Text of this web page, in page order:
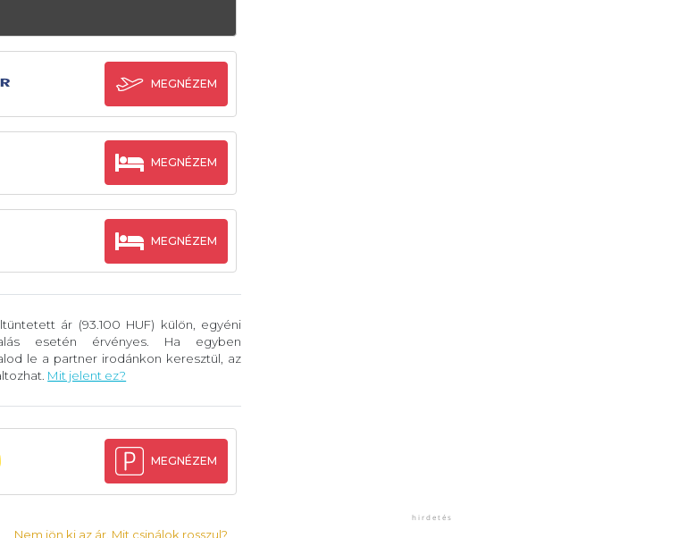
MEGNÉZEM
MEGNÉZEM
MEGNÉZEM
ár (93.100 HUF) külön, egyéni
esetén érvényes. Ha egyben
le a partner irodánkon keresztül, az
Mit jelent ez?
MEGNÉZEM
Nem jön ki az ár. Mit csinálok rosszul?